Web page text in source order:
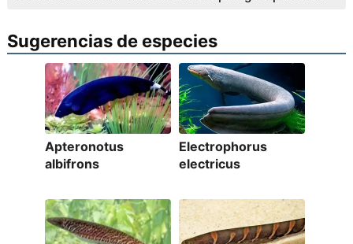
Sugerencias de especies
Apteronotus
albifrons
Electrophorus
electricus